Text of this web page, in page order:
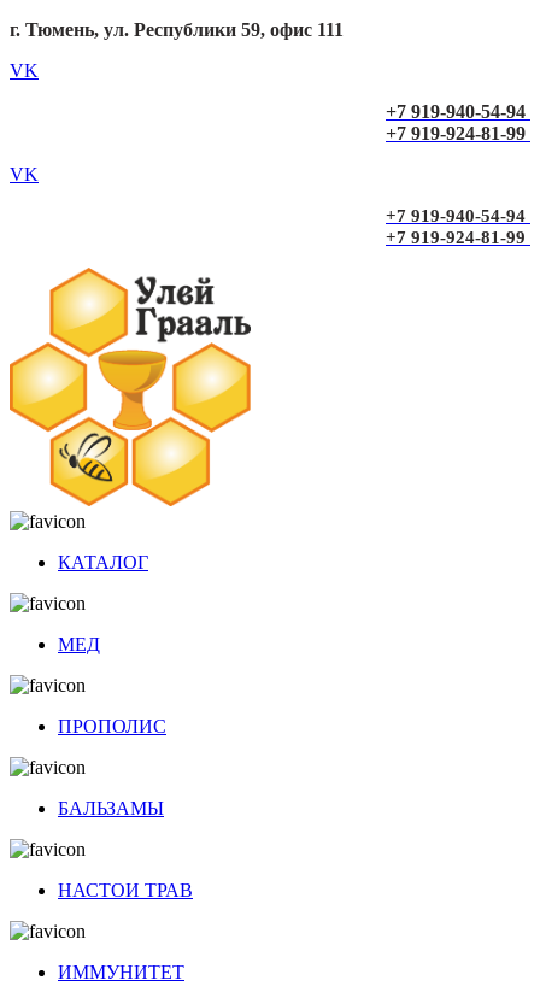
г. Тюмень, ул. Республики 59, офис 111
VK
+7 919-940-54-94
+7 919-924-81-99
VK
+7 919-940-54-94
+7 919-924-81-99
КАТАЛОГ
МЕД
ПРОПОЛИС
БАЛЬЗАМЫ
НАСТОИ ТРАВ
ИММУНИТЕТ